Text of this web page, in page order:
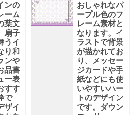
ンの
ーム
葉文
扇子
うイ
り和
ンや
品書
ー表
すす
で
ザイ
おしゃれなパ
ープル色のフ
レーム素材と
なります。イ
ラストで背景
が描かれてお
り、メッセー
ジカードや手
紙などにも使
いやすいハー
トのデザイン
です。ダウン